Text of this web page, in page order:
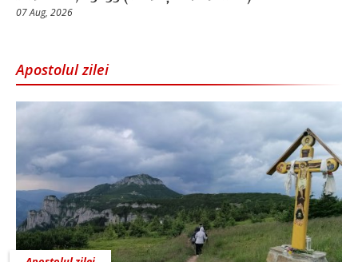
07 Aug, 2026
Apostolul zilei